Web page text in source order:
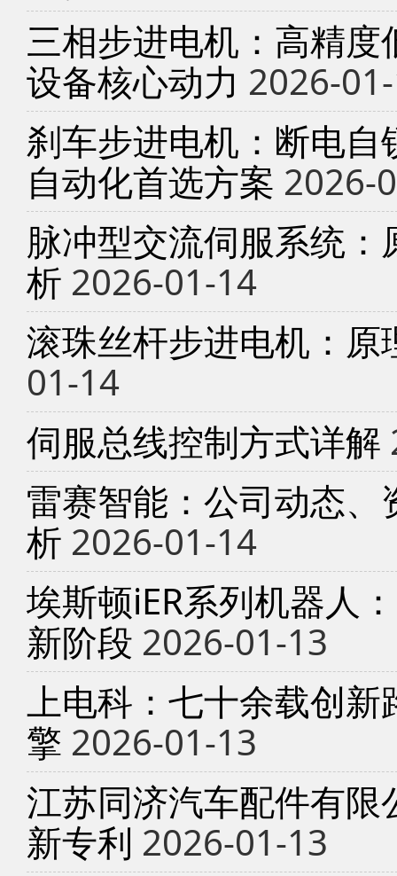
三相步进电机：高精
设备核心动力 2026-
刹车步进电机：断电
自动化首选方案 2026-
脉冲型交流伺服系统
析 2026-01-14
滚珠丝杆步进电机：
01-14
伺服总线控制方式详解
雷赛智能：公司动态
析 2026-01-14
埃斯顿iER系列机器人
新阶段 2026-01-13
上电科：七十余载创
擎 2026-01-13
江苏同济汽车配件有
新专利 2026-01-13